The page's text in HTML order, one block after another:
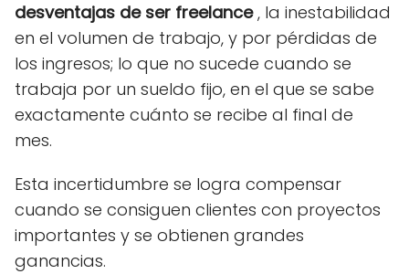
desventajas de ser freelance, la inestabilidad
en el volumen de trabajo, y por pérdidas de
los ingresos; lo que no sucede cuando se
trabaja por un sueldo fijo, en el que se sabe
exactamente cuánto se recibe al final de
mes.
Esta incertidumbre se logra compensar
cuando se consiguen clientes con proyectos
importantes y se obtienen grandes
ganancias.